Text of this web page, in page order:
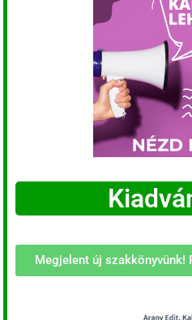
Megjelent új szakkönyvünk!